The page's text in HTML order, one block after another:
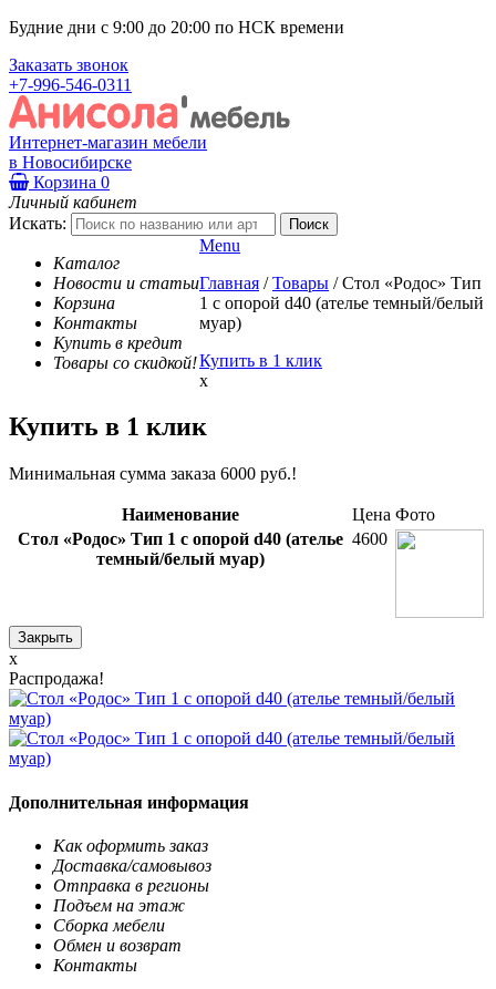
Будние дни с 9:00 до 20:00 по НСК времени
Заказать звонок
+7-996-546-0311
Интернет-магазин мебели
в Новосибирске
Корзина 0
Личный кабинет
Искать:
Каталог
Новости и статьи
Корзина
Контакты
Купить в кредит
Товары со скидкой!
Menu
Главная / Товары / Стол «Родос» Тип
1 с опорой d40 (ателье темный/белый
муар)
Купить в 1 клик
x
Купить в 1 клик
Минимальная сумма заказа 6000 руб.!
Наименование Цена Фото
Стол «Родос» Тип 1 с опорой d40 (ателье
темный/белый муар)
4600
Закрыть
x
Распродажа!
Дополнительная информация
Как оформить заказ
Доставка/самовывоз
Отправка в регионы
Подъем на этаж
Сборка мебели
Обмен и возврат
Контакты